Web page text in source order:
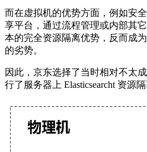
而在虚拟机的优势方面，例如安
享平台，通过流程管理或内部其
本的完全资源隔离优势，反而成
的劣势。
因此，京东选择了当时相对不太
行了服务器上 Elasticsearcht 资源隔